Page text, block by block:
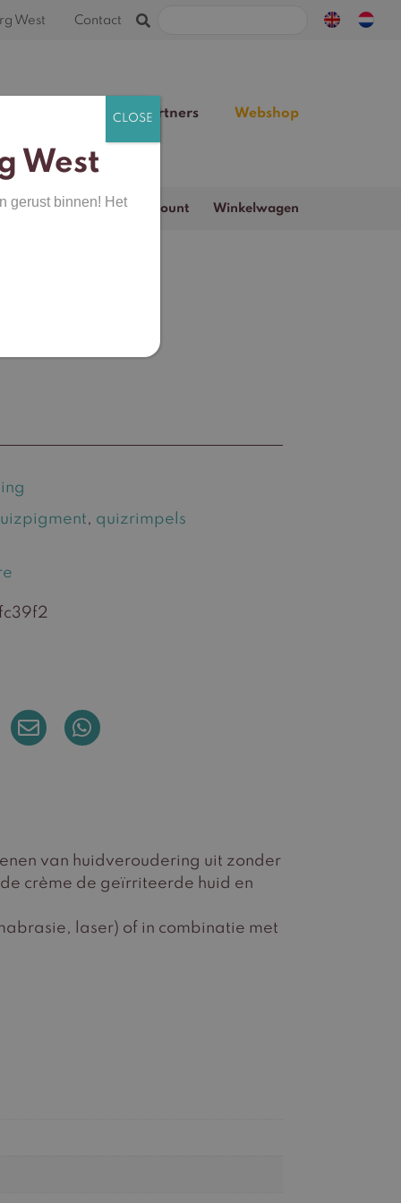
West Contact
Zoeken
Partners Webshop
Zoeken
Webshop Mijn account Winkelwagen
, quizrimpels
van huidveroudering uit zonder
crème de geïrriteerde huid en
laser) of in combinatie met
West
gerust binnen! Het